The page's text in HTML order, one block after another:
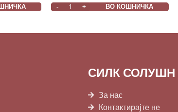
ВО КОШНИЧКА
СИЛК СОЛУШН
За нас
Контактирајте не